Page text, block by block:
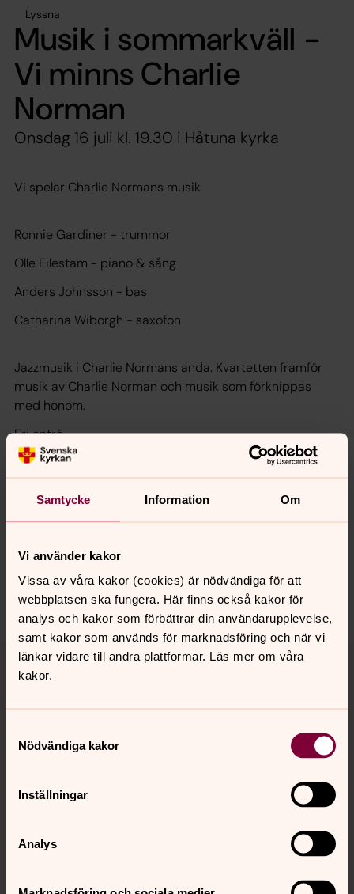
Samtycke Information Om
Vi använder kakor
Vissa av våra kakor (cookies) är nödvändiga för att
webbplatsen ska fungera. Här finns också kakor för
analys och kakor som förbättrar din användarupplevelse,
samt kakor som används för marknadsföring och när vi
länkar vidare till andra plattformar. Läs mer om våra
kakor.
Nödvändiga kakor
Inställningar
Analys
Lyssna
Musik i sommarkväll -
Vi minns Charlie
Norman
Onsdag 16 juli kl. 19.30 i Håtuna kyrka
Vi spelar Charlie Normans musik
Ronnie Gardiner - trummor
Olle Eilestam - piano & sång
Anders Johnsson - bas
Catharina Wiborgh - saxofon
Jazzmusik i Charlie Normans anda. Kvartetten framför
musik av Charlie Norman och musik som förknippas
med honom.
Fri entré
Senast ändrad 9 juni 2025
Synpunkter eller frågor på sidans
innehåll?
bro.forsamling@svenskakyrkan.se
Dela
Tillbaka till toppen
Tillbaka till innehållet
Kalender
Hitta snabbt